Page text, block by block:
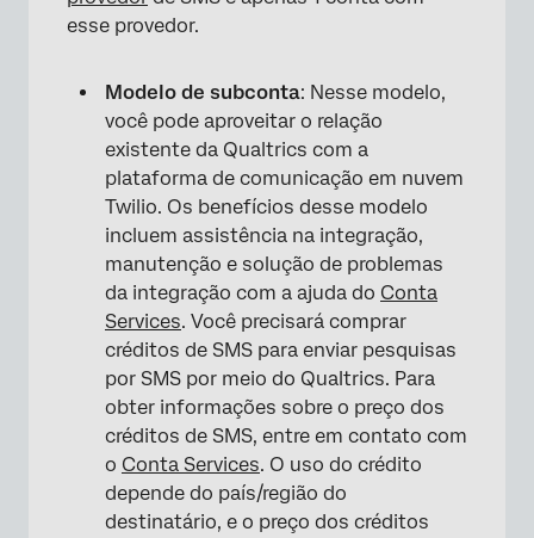
esse provedor.
Modelo de subconta: Nesse modelo,
você pode aproveitar o relação
existente da Qualtrics com a
plataforma de comunicação em nuvem
Twilio. Os benefícios desse modelo
incluem assistência na integração,
manutenção e solução de problemas
da integração com a ajuda do Conta
Services. Você precisará comprar
créditos de SMS para enviar pesquisas
por SMS por meio do Qualtrics. Para
obter informações sobre o preço dos
créditos de SMS, entre em contato com
o Conta Services. O uso do crédito
depende do país/região do
destinatário, e o preço dos créditos